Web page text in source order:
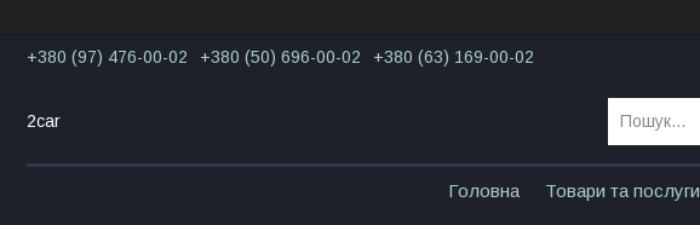
+380 (97) 476-00-02 +380 (50) 696-00-02 +380 (63) 169-00-02
2car
Головна Товари та послуги